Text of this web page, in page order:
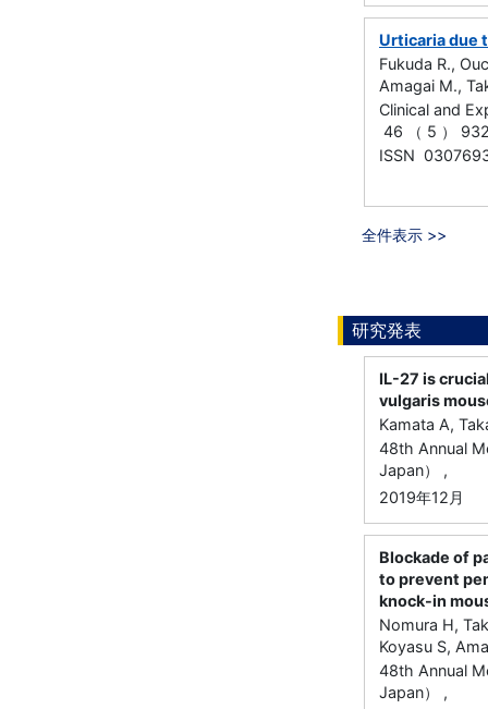
Urticaria due
Fukuda R.,
Amagai M.,
Clinical and
46 （ 5 ）
ISSN
全件表示 >>
研究発表
IL-27 is
vulgaris
Kamata A,
48th Annual
Japan） ,
2019年12月
Blockade of
to prevent
knock-in
Nomura H,
Koyasu S,
48th Annual
Japan） ,